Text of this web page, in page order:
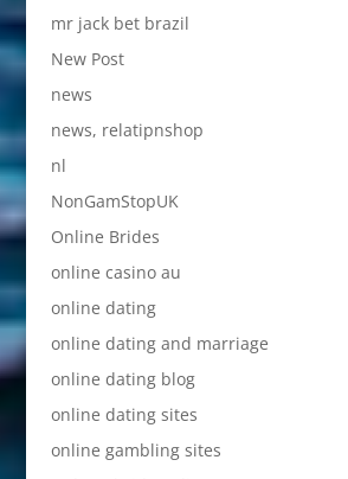
mr jack bet brazil
New Post
news
news, relatipnshop
nl
NonGamStopUK
Online Brides
online casino au
online dating
online dating and marriage
online dating blog
online dating sites
online gambling sites